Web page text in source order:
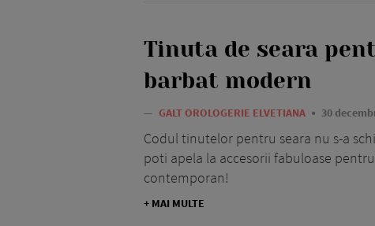
Tinuta de seara
barbat modern
— GALT OROLOGERIE ELVETIANA 30
Codul tinutelor pentru seara nu s-a
poti apela la accesorii fabuloase
contemporan!
+ MAI MULTE